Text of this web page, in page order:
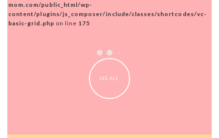
mom.com/public_html/wp-
content/plugins/js_composer/include/classes/shortcodes/vc-
basic-grid.php on line 175
SEE ALL